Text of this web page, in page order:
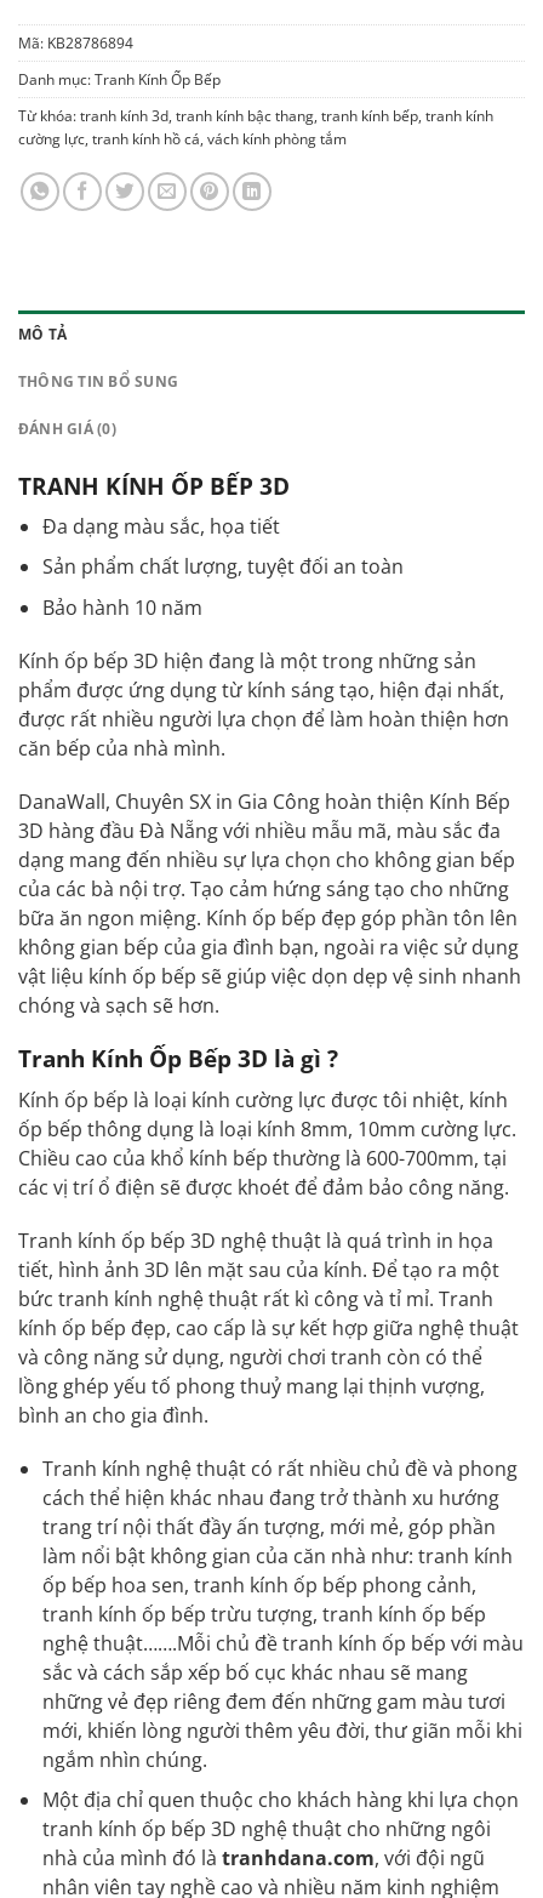
Mã: KB28786894
Danh mục:Tranh Kính Ốp Bếp
Từ khóa:tranh kính 3d, tranh kính bậc thang, tranh kính bếp, tranh kính
cường lực, tranh kính hồ cá, vách kính phòng tắm
MÔ TẢ
THÔNG TIN BỔ SUNG
ĐÁNH GIÁ (0)
TRANH KÍNH ỐP BẾP 3D
Đa dạng màu sắc, họa tiết
Sản phẩm chất lượng, tuyệt đối an toàn
Bảo hành 10 năm
Kính ốp bếp 3D hiện đang là một trong những sản
phẩm được ứng dụng từ kính sáng tạo, hiện đại nhất,
được rất nhiều người lựa chọn để làm hoàn thiện hơn
căn bếp của nhà mình.
DanaWall, Chuyên SX in Gia Công hoàn thiện Kính Bếp
3D hàng đầu Đà Nẵng với nhiều mẫu mã, màu sắc đa
dạng mang đến nhiều sự lựa chọn cho không gian bếp
của các bà nội trợ. Tạo cảm hứng sáng tạo cho những
bữa ăn ngon miệng. Kính ốp bếp đẹp góp phần tôn lên
không gian bếp của gia đình bạn, ngoài ra việc sử dụng
vật liệu kính ốp bếp sẽ giúp việc dọn dẹp vệ sinh nhanh
chóng và sạch sẽ hơn.
Tranh Kính Ốp Bếp 3D là gì ?
Kính ốp bếp là loại kính cường lực được tôi nhiệt, kính
ốp bếp thông dụng là loại kính 8mm, 10mm cường lực.
Chiều cao của khổ kính bếp thường là 600-700mm, tại
các vị trí ổ điện sẽ được khoét để đảm bảo công năng.
Tranh kính ốp bếp 3D nghệ thuật là quá trình in họa
tiết, hình ảnh 3D lên mặt sau của kính. Để tạo ra một
bức tranh kính nghệ thuật rất kì công và tỉ mỉ. Tranh
kính ốp bếp đẹp, cao cấp là sự kết hợp giữa nghệ thuật
và công năng sử dụng, người chơi tranh còn có thể
lồng ghép yếu tố phong thuỷ mang lại thịnh vượng,
bình an cho gia đình.
Tranh kính nghệ thuật có rất nhiều chủ đề và phong
cách thể hiện khác nhau đang trở thành xu hướng
trang trí nội thất đầy ấn tượng, mới mẻ, góp phần
làm nổi bật không gian của căn nhà như: tranh kính
ốp bếp hoa sen, tranh kính ốp bếp phong cảnh,
tranh kính ốp bếp trừu tượng, tranh kính ốp bếp
nghệ thuật…….Mỗi chủ đề tranh kính ốp bếp với màu
sắc và cách sắp xếp bố cục khác nhau sẽ mang
những vẻ đẹp riêng đem đến những gam màu tươi
mới, khiến lòng người thêm yêu đời, thư giãn mỗi khi
ngắm nhìn chúng.
Một địa chỉ quen thuộc cho khách hàng khi lựa chọn
tranh kính ốp bếp 3D nghệ thuật cho những ngôi
nhà của mình đó làtranhdana.com, với đội ngũ
nhân viên tay nghề cao và nhiều năm kinh nghiệm